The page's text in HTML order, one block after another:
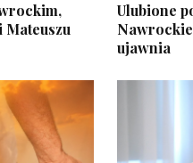
Mateuszu
Ulubione
ujawnia